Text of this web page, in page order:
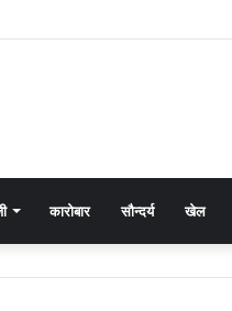
कारोबार सौन्दर्य खेल